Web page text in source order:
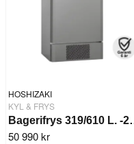
HOSHIZAKI
KYL & FRYS
Bagerifrys
50 990 kr